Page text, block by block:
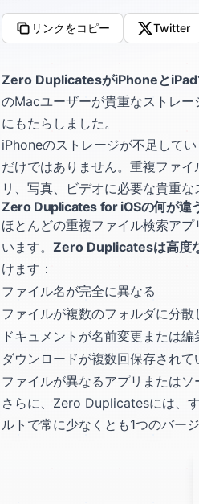
リンクをコピー Twitter
Zero DuplicatesがiPhoneとiPad
のMacユーザーが貴重なストレ
にもたらしました。
iPhoneのストレージが不足して
だけではありません。重複ファ
リ、写真、ビデオに必要な貴重な
Zero Duplicates for iOSの何が違
ほとんどの重複ファイル検索ア
います。 Zero Duplicatesは高度
けます：
ファイル名が完全に異なる
ファイルが複数のフォルダに分散
ドキュメントが名前変更または編
ダウンロードが複数回保存されて
ファイルが異なるアプリまたはソ
さらに、Zero Duplicatesには、
ルトで常に少なくとも1つのバー